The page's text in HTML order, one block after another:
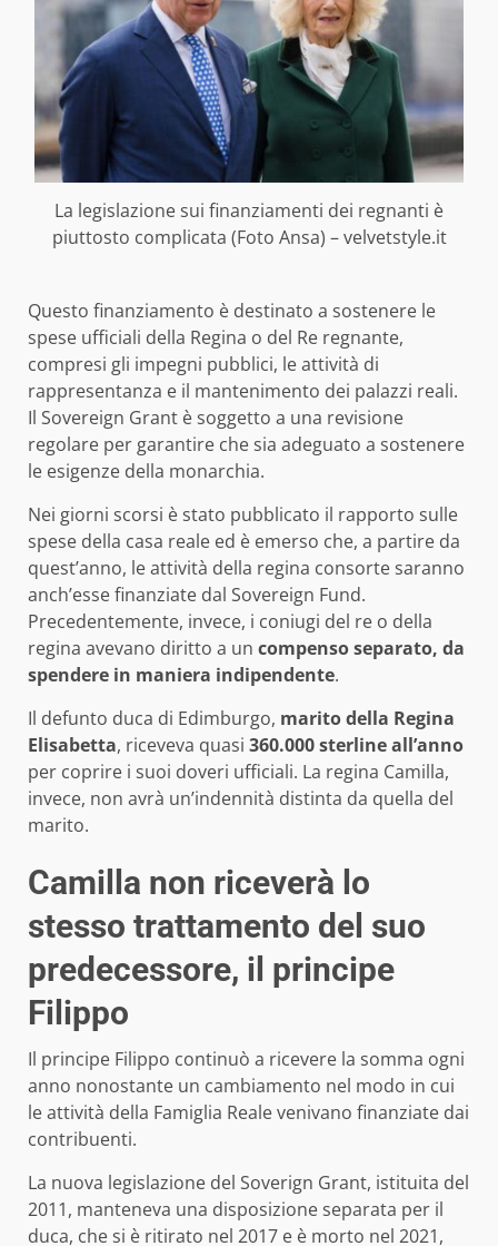
La legislazione sui finanziamenti dei regnanti è
piuttosto complicata (Foto Ansa) – velvetstyle.it
Questo finanziamento è destinato a sostenere le
spese ufficiali della Regina o del Re regnante,
compresi gli impegni pubblici, le attività di
rappresentanza e il mantenimento dei palazzi reali.
Il Sovereign Grant è soggetto a una revisione
regolare per garantire che sia adeguato a sostenere
le esigenze della monarchia.
Nei giorni scorsi è stato pubblicato il rapporto sulle
spese della casa reale ed è emerso che, a partire da
quest’anno, le attività della regina consorte saranno
anch’esse finanziate dal Sovereign Fund.
Precedentemente, invece, i coniugi del re o della
regina avevano diritto a un compenso separato, da
spendere in maniera indipendente.
Il defunto duca di Edimburgo, marito della Regina
Elisabetta, riceveva quasi 360.000 sterline all’anno
per coprire i suoi doveri ufficiali. La regina Camilla,
invece, non avrà un’indennità distinta da quella del
marito.
Camilla non riceverà lo
stesso trattamento del suo
predecessore, il principe
Filippo
Il principe Filippo continuò a ricevere la somma ogni
anno nonostante un cambiamento nel modo in cui
le attività della Famiglia Reale venivano finanziate dai
contribuenti.
La nuova legislazione del Soverign Grant, istituita del
2011, manteneva una disposizione separata per il
duca, che si è ritirato nel 2017 e è morto nel 2021,